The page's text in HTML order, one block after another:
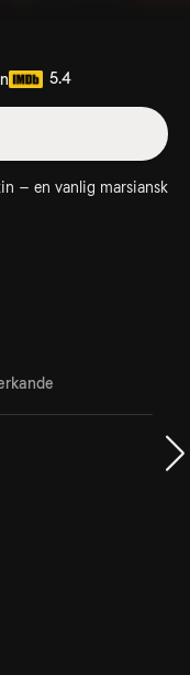
5.4
– en vanlig marsiansk